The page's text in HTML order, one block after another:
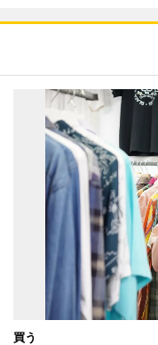
買う